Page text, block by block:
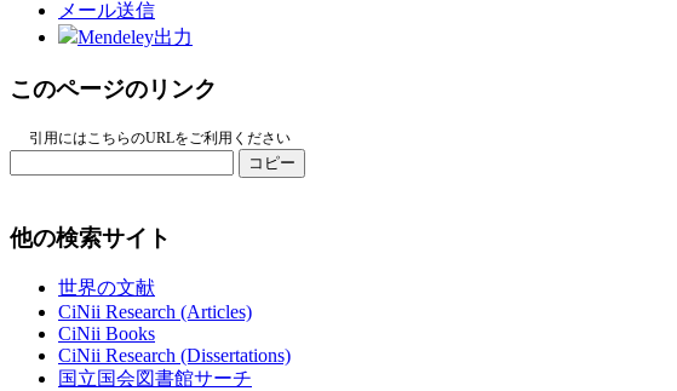
メール送信
Mendeley出力
このページのリンク
引用にはこちらのURLをご利用ください
コピー
他の検索サイト
世界の文献
CiNii Research (Articles)
CiNii Books
CiNii Research (Dissertations)
国立国会図書館サーチ